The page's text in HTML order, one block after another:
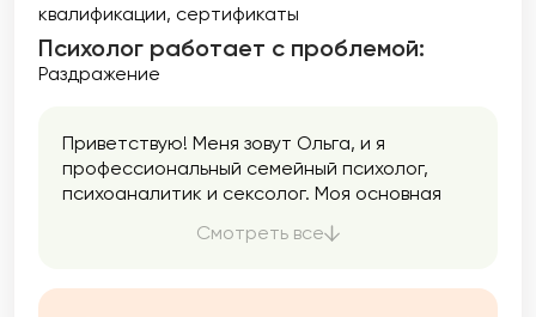
квалификации сертификаты
Психолог работает с проблемой:
Раздражение
Приветствую! Меня зовут Ольга, и я
профессиональный семейный психолог,
психоаналитик и сексолог. Моя основная
качества их жизни, отношений и
я уделяю особое внимание семейным
Смотреть все